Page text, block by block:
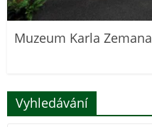
Muzeum Karla Zemana
Vyhledávání